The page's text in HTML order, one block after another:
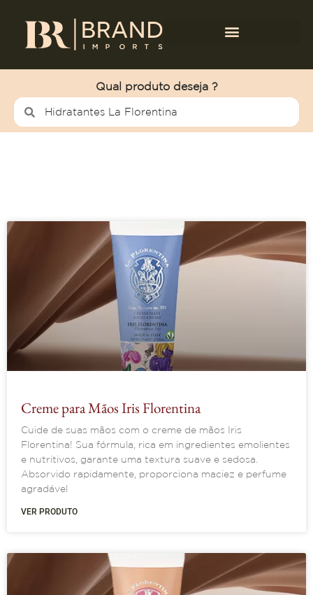
Qual produto deseja ?
Creme para Mãos Iris Florentina
Cuide de suas mãos com o creme de mãos Iris
Florentina! Sua fórmula, rica em ingredientes emolientes
e nutritivos, garante uma textura suave e sedosa.
Absorvido rapidamente, proporciona maciez e perfume
agradável
VER PRODUTO